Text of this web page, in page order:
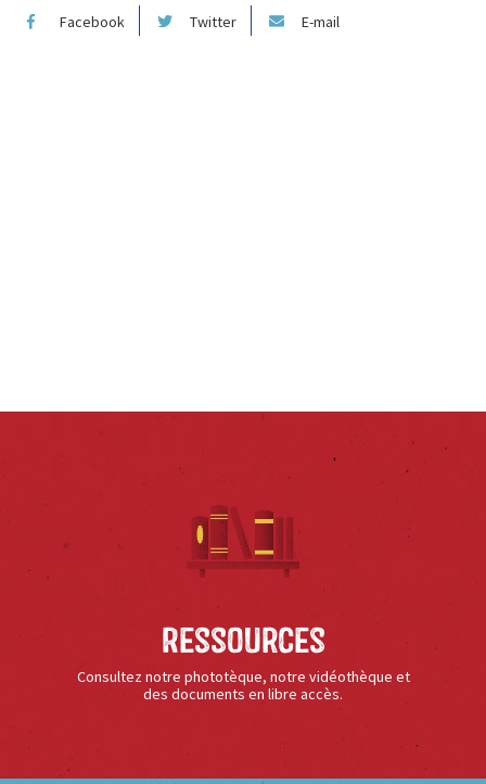
Facebook Twitter E-mail
Ressources
Consultez notre phototèque, notre vidéothèque et
des documents en libre accès.